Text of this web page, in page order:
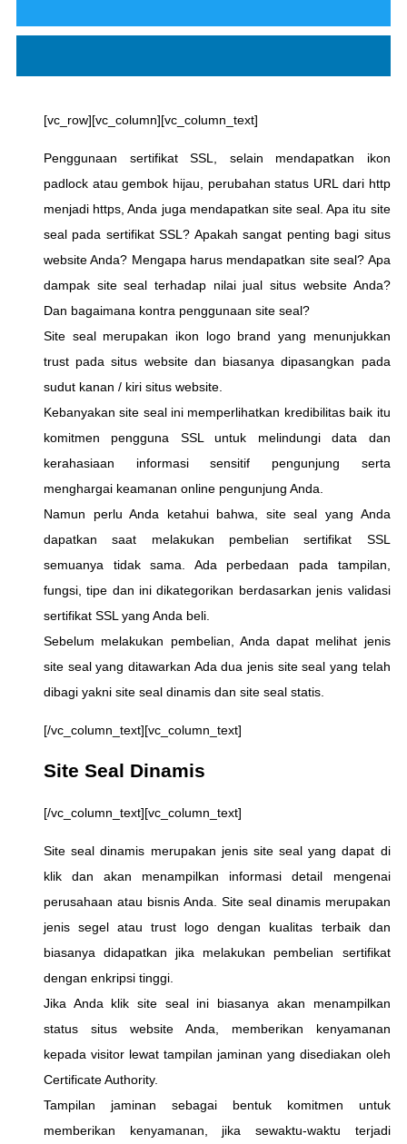
[vc_row][vc_column][vc_column_text]
Penggunaan sertifikat SSL, selain mendapatkan ikon
padlock atau gembok hijau, perubahan status URL dari http
menjadi https, Anda juga mendapatkan site seal. Apa itu site
seal pada sertifikat SSL? Apakah sangat penting bagi situs
website Anda? Mengapa harus mendapatkan site seal? Apa
dampak site seal terhadap nilai jual situs website Anda?
Dan bagaimana kontra penggunaan site seal?
Site seal merupakan ikon logo brand yang menunjukkan
trust pada situs website dan biasanya dipasangkan pada
sudut kanan / kiri situs website.
Kebanyakan site seal ini memperlihatkan kredibilitas baik itu
komitmen pengguna SSL untuk melindungi data dan
kerahasiaan informasi sensitif pengunjung serta
menghargai keamanan online pengunjung Anda.
Namun perlu Anda ketahui bahwa, site seal yang Anda
dapatkan saat melakukan pembelian sertifikat SSL
semuanya tidak sama. Ada perbedaan pada tampilan,
fungsi, tipe dan ini dikategorikan berdasarkan jenis validasi
sertifikat SSL yang Anda beli.
Sebelum melakukan pembelian, Anda dapat melihat jenis
site seal yang ditawarkan Ada dua jenis site seal yang telah
dibagi yakni site seal dinamis dan site seal statis.
[/vc_column_text][vc_column_text]
Site Seal Dinamis
[/vc_column_text][vc_column_text]
Site seal dinamis merupakan jenis site seal yang dapat di
klik dan akan menampilkan informasi detail mengenai
perusahaan atau bisnis Anda. Site seal dinamis merupakan
jenis segel atau trust logo dengan kualitas terbaik dan
biasanya didapatkan jika melakukan pembelian sertifikat
dengan enkripsi tinggi.
Jika Anda klik site seal ini biasanya akan menampilkan
status situs website Anda, memberikan kenyamanan
kepada visitor lewat tampilan jaminan yang disediakan oleh
Certificate Authority.
Tampilan jaminan sebagai bentuk komitmen untuk
memberikan kenyamanan, jika sewaktu-waktu terjadi